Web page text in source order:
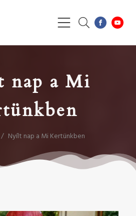
nap a Mi
/ Nyílt nap a Mi Kertünkben